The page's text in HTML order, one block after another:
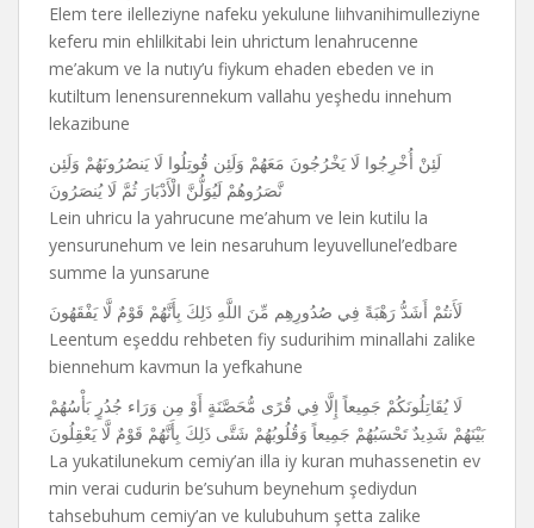
Elem tere ilelleziyne nafeku yekulune liıhvanihimulleziyne
keferu min ehlilkitabi lein uhrictum lenahrucenne
me’akum ve la nutıy’u fiykum ehaden ebeden ve in
kutiltum lenensurennekum vallahu yeşhedu innehum
lekazibune
لَئِنْ أُخْرِجُوا لَا يَخْرُجُونَ مَعَهُمْ وَلَئِن قُوتِلُوا لَا يَنصُرُونَهُمْ وَلَئِن
نَّصَرُوهُمْ لَيُوَلُّنَّ الْأَدْبَارَ ثُمَّ لَا يُنصَرُونَ
Lein uhricu la yahrucune me’ahum ve lein kutilu la
yensurunehum ve lein nesaruhum leyuvellunel’edbare
summe la yunsarune
لَأَنتُمْ أَشَدُّ رَهْبَةً فِي صُدُورِهِم مِّنَ اللَّهِ ذَلِكَ بِأَنَّهُمْ قَوْمٌ لَّا يَفْقَهُونَ
Leentum eşeddu rehbeten fiy sudurihim minallahi zalike
biennehum kavmun la yefkahune
لَا يُقَاتِلُونَكُمْ جَمِيعاً إِلَّا فِي قُرًى مُّحَصَّنَةٍ أَوْ مِن وَرَاء جُدُرٍ بَأْسُهُمْ
بَيْنَهُمْ شَدِيدٌ تَحْسَبُهُمْ جَمِيعاً وَقُلُوبُهُمْ شَتَّى ذَلِكَ بِأَنَّهُمْ قَوْمٌ لَّا يَعْقِلُونَ
La yukatilunekum cemiy’an illa iy kuran muhassenetin ev
min verai cudurin be’suhum beynehum şediydun
tahsebuhum cemiy’an ve kulubuhum şetta zalike